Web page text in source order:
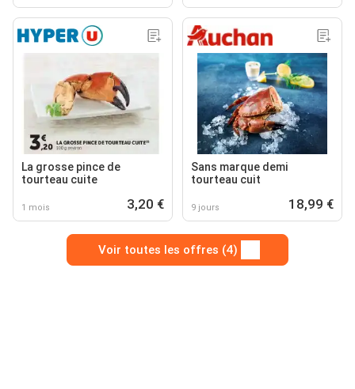
La grosse pince de
tourteau cuite
1 mois 3,20 €
Sans marque demi
tourteau cuit
9 jours 18,99 €
Voir toutes les offres (4)